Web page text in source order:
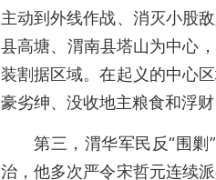
主动到外线作战、消灭小股
县高塘、渭南县塔山为中心
装割据区域。在起义的中心
豪劣绅、没收地主粮食和浮
第三，渭华军民反“围
治，他多次严令宋哲元连续